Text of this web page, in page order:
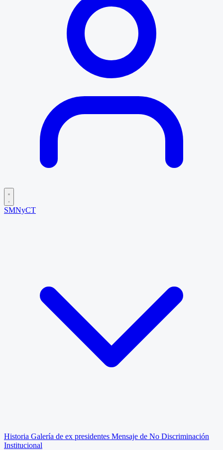
SMNyCT
Historia Galería de ex presidentes Mensaje de No Discriminación
Institucional